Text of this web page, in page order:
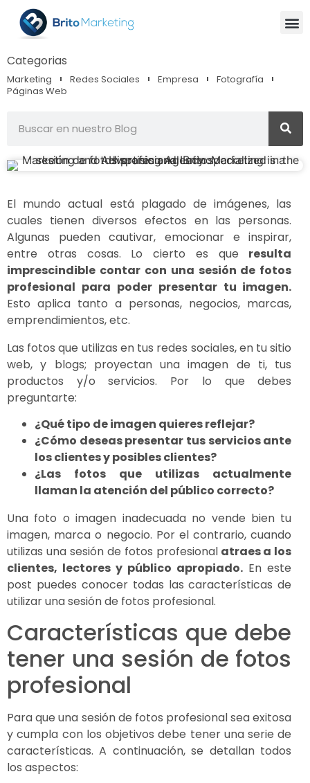
Categorias
Marketing Redes Sociales Empresa
Fotografía
Páginas Web
El mundo actual está plagado de imágenes, las
cuales tienen diversos efectos en las personas.
Algunas pueden cautivar, emocionar e inspirar,
entre otras cosas. Lo cierto es que resulta
imprescindible contar con una sesión de fotos
profesional para poder presentar tu imagen.
Esto aplica tanto a personas, negocios, marcas,
emprendimientos, etc.
Las fotos que utilizas en tus redes sociales, en tu sitio
web, y blogs; proyectan una imagen de ti, tus
productos y/o servicios. Por lo que debes
preguntarte:
¿Qué tipo de imagen quieres reflejar?
¿Cómo deseas presentar tus servicios ante
los clientes y posibles clientes?
¿Las fotos que utilizas actualmente
llaman la atención del público correcto?
Una foto o imagen inadecuada no vende bien tu
imagen, marca o negocio. Por el contrario, cuando
utilizas una sesión de fotos profesionalatraes a los
clientes, lectores y público apropiado. En este
post puedes conocer todas las características de
utilizar una sesión de fotos profesional.
Características que debe
tener una sesión de fotos
profesional
Para que una sesión de fotos profesional sea exitosa
y cumpla con los objetivos debe tener una serie de
características. A continuación, se detallan todos
los aspectos: